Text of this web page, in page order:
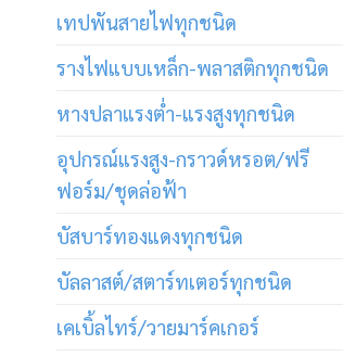
เทปพันสายไฟทุกชนิด
รางไฟแบบเหล็ก-พลาสติกทุกชนิด
หางปลาแรงต่ำ-แรงสูงทุกชนิด
อุปกรณ์แรงสูง-กราวด์หรอต/ฟรี
ฟอร์ม/ชุดล่อฟ้า
บัสบาร์ทองแดงทุกชนิด
บัลลาสต์/สตาร์ทเตอร์ทุกชนิด
เคเบิ้ลไทร์/วายมาร์คเกอร์